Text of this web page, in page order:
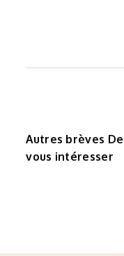
Autres brèves
vous intéresser